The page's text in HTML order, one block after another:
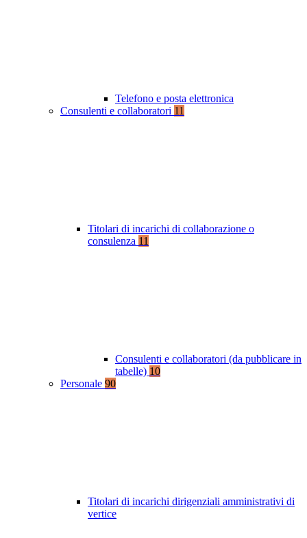
Telefono e posta elettronica
Consulenti e collaboratori 11
Titolari di incarichi di collaborazione o
consulenza 11
Consulenti e collaboratori (da pubblicare in
tabelle) 10
Personale 90
Titolari di incarichi dirigenziali amministrativi di
vertice